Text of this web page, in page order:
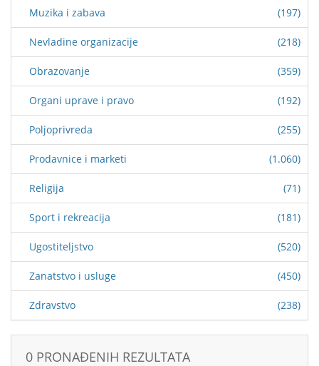
Muzika i zabava (197)
Nevladine organizacije (218)
Obrazovanje (359)
Organi uprave i pravo (192)
Poljoprivreda (255)
Prodavnice i marketi (1.060)
Religija (71)
Sport i rekreacija (181)
Ugostiteljstvo (520)
Zanatstvo i usluge (450)
Zdravstvo (238)
0 PRONAĐENIH REZULTATA